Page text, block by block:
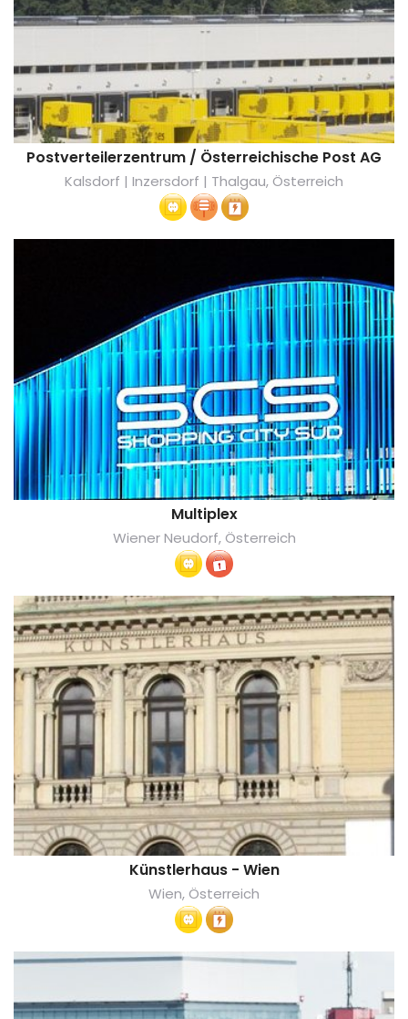
Postverteilerzentrum / Österreichische Post AG
Kalsdorf | Inzersdorf | Thalgau, Österreich
Multiplex
Wiener Neudorf, Österreich
Künstlerhaus - Wien
Wien, Österreich